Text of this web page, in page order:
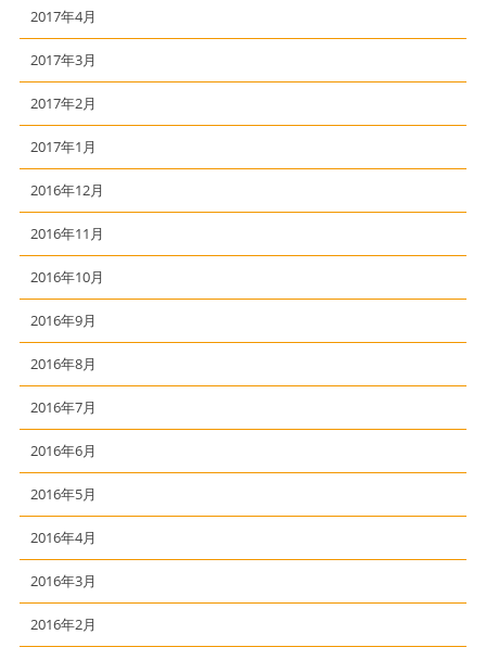
2017年4月
2017年3月
2017年2月
2017年1月
2016年12月
2016年11月
2016年10月
2016年9月
2016年8月
2016年7月
2016年6月
2016年5月
2016年4月
2016年3月
2016年2月